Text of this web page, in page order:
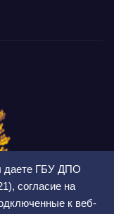
даете ГБУ ДПО
согласие на
к веб-